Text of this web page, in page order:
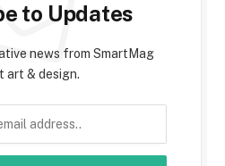
to Updates
news from SmartMag
art & design.